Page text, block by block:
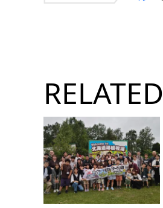
RELATED